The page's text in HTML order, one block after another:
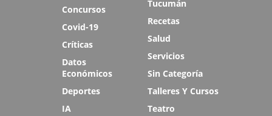
Concursos
Covid-19
Críticas
Datos
Económicos
Deportes
IA
Tucumán
Recetas
Salud
Servicios
Sin Categoría
Talleres Y Cursos
Teatro